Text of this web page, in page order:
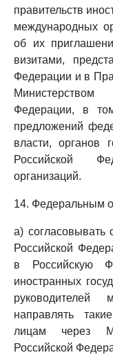
правительств
международных
об их
визитами,
Федерации и в
Федерации, в
предложений
власти, органов
Российской
организаций.
14. Федеральным
а) согласовывать
Российской
в Российскую
иностранных
руководителей
направлять
лицам через
Российской